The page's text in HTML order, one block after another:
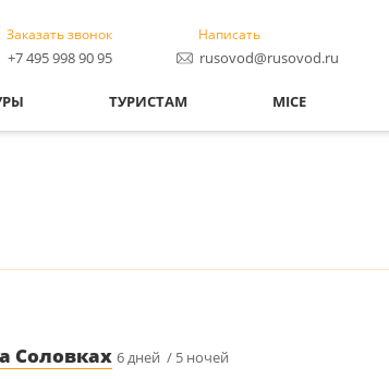
Заказать звонок
+7 495 998 90 95
Написать
rusovod@rusovod.ru
ТУРИСТАМ MICE
Соловках 6 дней / 5 ночей